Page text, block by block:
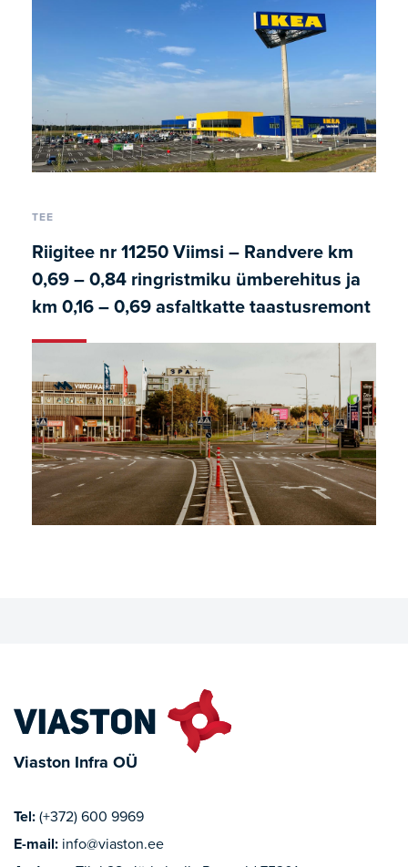
TEE
Riigitee nr 11250 Viimsi – Randvere km
0,69 – 0,84 ringristmiku ümberehitus ja
km 0,16 – 0,69 asfaltkatte taastusremont
Viaston Infra OÜ
Tel: (+372) 600 9969
E-mail: info@viaston.ee